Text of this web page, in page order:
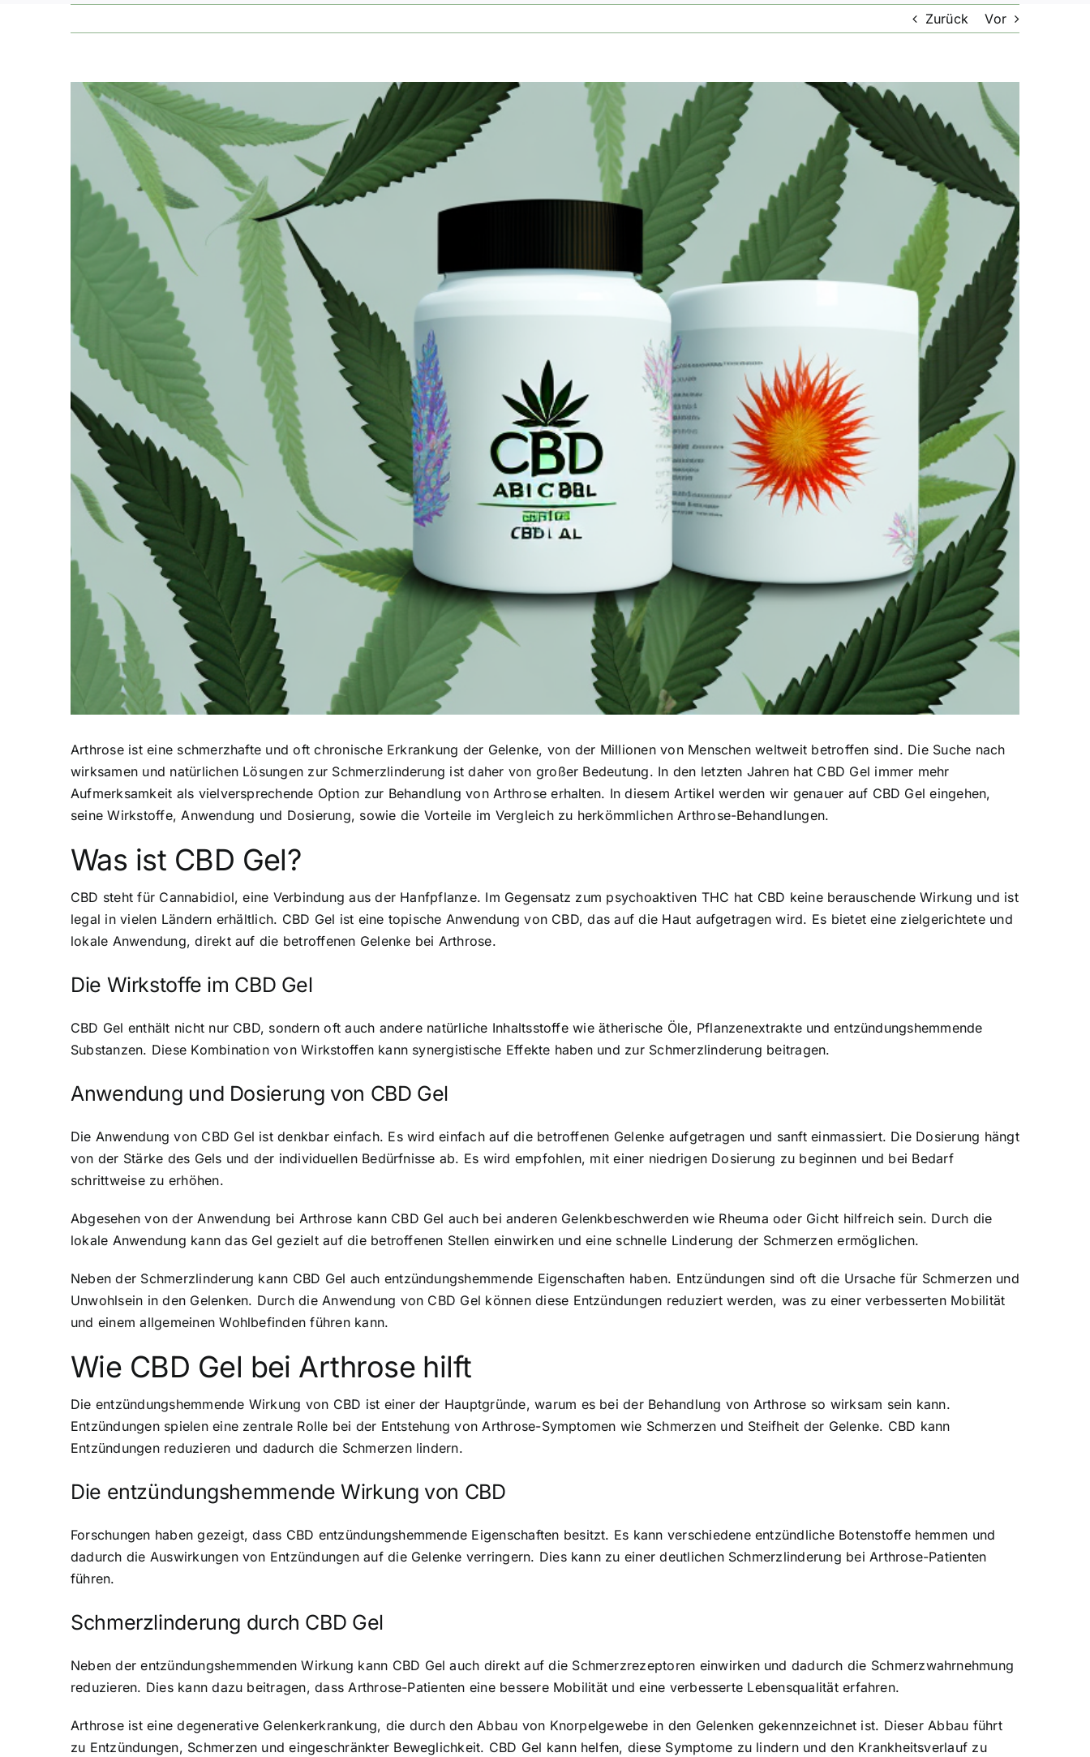
Zurück Vor
Zeige
grösseres
Arthrose ist eine schmerzhafte und oft chronische Erkrankung der Gelenke, von der Millionen von Menschen weltweit betroffen sind. Die Suche nach
wirksamen und natürlichen Lösungen zur Schmerzlinderung ist daher von großer Bedeutung. In den letzten Jahren hat CBD Gel immer mehr
Aufmerksamkeit als vielversprechende Option zur Behandlung von Arthrose erhalten. In diesem Artikel werden wir genauer auf CBD Gel eingehen,
seine Wirkstoffe, Anwendung und Dosierung, sowie die Vorteile im Vergleich zu herkömmlichen Arthrose-Behandlungen.
Was ist CBD Gel?
CBD steht für Cannabidiol, eine Verbindung aus der Hanfpflanze. Im Gegensatz zum psychoaktiven THC hat CBD keine berauschende Wirkung und ist
legal in vielen Ländern erhältlich. CBD Gel ist eine topische Anwendung von CBD, das auf die Haut aufgetragen wird. Es bietet eine zielgerichtete und
lokale Anwendung, direkt auf die betroffenen Gelenke bei Arthrose.
Die Wirkstoffe im CBD Gel
CBD Gel enthält nicht nur CBD, sondern oft auch andere natürliche Inhaltsstoffe wie ätherische Öle, Pflanzenextrakte und entzündungshemmende
Substanzen. Diese Kombination von Wirkstoffen kann synergistische Effekte haben und zur Schmerzlinderung beitragen.
Anwendung und Dosierung von CBD Gel
Die Anwendung von CBD Gel ist denkbar einfach. Es wird einfach auf die betroffenen Gelenke aufgetragen und sanft einmassiert. Die Dosierung hängt
von der Stärke des Gels und der individuellen Bedürfnisse ab. Es wird empfohlen, mit einer niedrigen Dosierung zu beginnen und bei Bedarf
schrittweise zu erhöhen.
Abgesehen von der Anwendung bei Arthrose kann CBD Gel auch bei anderen Gelenkbeschwerden wie Rheuma oder Gicht hilfreich sein. Durch die
lokale Anwendung kann das Gel gezielt auf die betroffenen Stellen einwirken und eine schnelle Linderung der Schmerzen ermöglichen.
Neben der Schmerzlinderung kann CBD Gel auch entzündungshemmende Eigenschaften haben. Entzündungen sind oft die Ursache für Schmerzen und
Unwohlsein in den Gelenken. Durch die Anwendung von CBD Gel können diese Entzündungen reduziert werden, was zu einer verbesserten Mobilität
und einem allgemeinen Wohlbefinden führen kann.
Wie CBD Gel bei Arthrose hilft
Die entzündungshemmende Wirkung von CBD ist einer der Hauptgründe, warum es bei der Behandlung von Arthrose so wirksam sein kann.
Entzündungen spielen eine zentrale Rolle bei der Entstehung von Arthrose-Symptomen wie Schmerzen und Steifheit der Gelenke. CBD kann
Entzündungen reduzieren und dadurch die Schmerzen lindern.
Die entzündungshemmende Wirkung von CBD
Forschungen haben gezeigt, dass CBD entzündungshemmende Eigenschaften besitzt. Es kann verschiedene entzündliche Botenstoffe hemmen und
dadurch die Auswirkungen von Entzündungen auf die Gelenke verringern. Dies kann zu einer deutlichen Schmerzlinderung bei Arthrose-Patienten
führen.
Schmerzlinderung durch CBD Gel
Neben der entzündungshemmenden Wirkung kann CBD Gel auch direkt auf die Schmerzrezeptoren einwirken und dadurch die Schmerzwahrnehmung
reduzieren. Dies kann dazu beitragen, dass Arthrose-Patienten eine bessere Mobilität und eine verbesserte Lebensqualität erfahren.
Arthrose ist eine degenerative Gelenkerkrankung, die durch den Abbau von Knorpelgewebe in den Gelenken gekennzeichnet ist. Dieser Abbau führt
zu Entzündungen, Schmerzen und eingeschränkter Beweglichkeit. CBD Gel kann helfen, diese Symptome zu lindern und den Krankheitsverlauf zu